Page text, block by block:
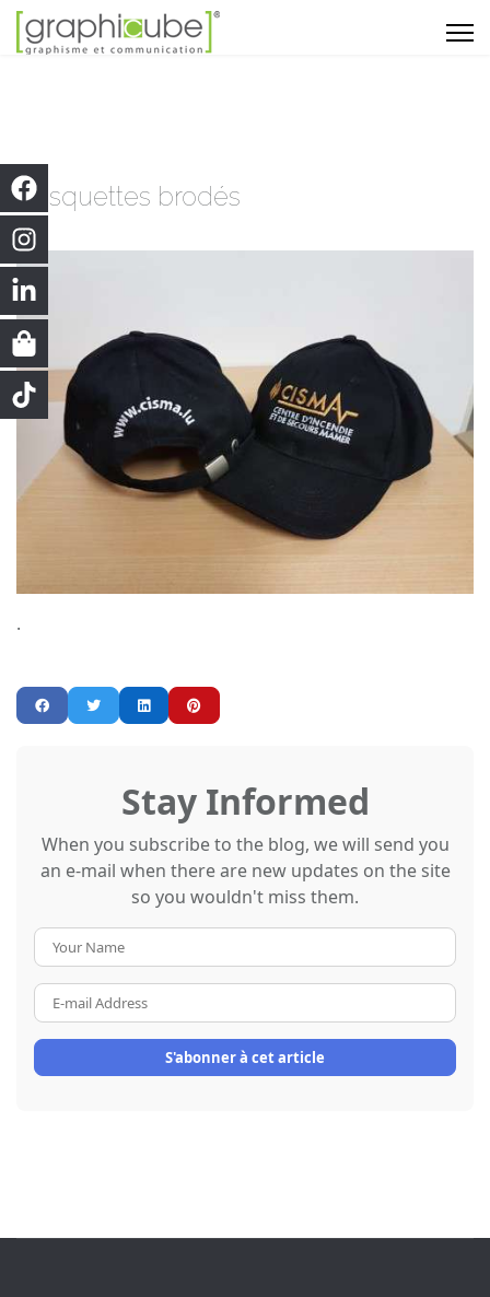
Casquettes brodés
.
Stay Informed
When you subscribe to the blog, we will send you
an e-mail when there are new updates on the site
so you wouldn't miss them.
Name
mail
Address
S'abonner à cet article